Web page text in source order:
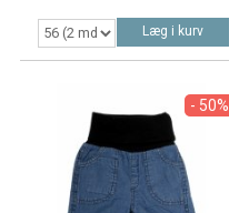
Læg i kurv
- 50%